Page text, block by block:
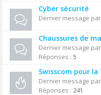
Cyber sécurité
Dernier message par
Chaussures de
Dernier message par
Réponses : 5
Swisscom pour la
Dernier message par
Réponses : 241